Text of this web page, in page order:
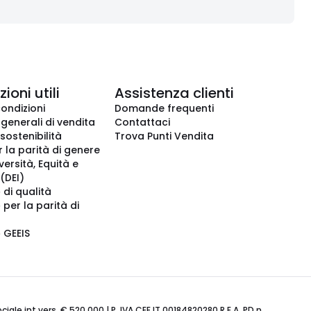
utili
di vendita
la parità di genere
Equità e
qualità
per la parità di
Assistenza clienti
Domande frequenti
Contattaci
Trova Punti Vendita